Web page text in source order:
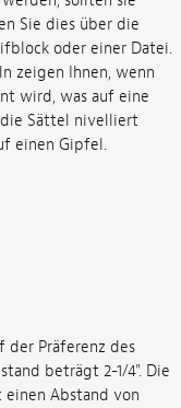
Sie dies über die
oder einer Datei.
zeigen Ihnen, wenn
wird, was auf eine
Sättel nivelliert
einen Gipfel.
der Präferenz des
beträgt 2-1/4". Die
Abstand von